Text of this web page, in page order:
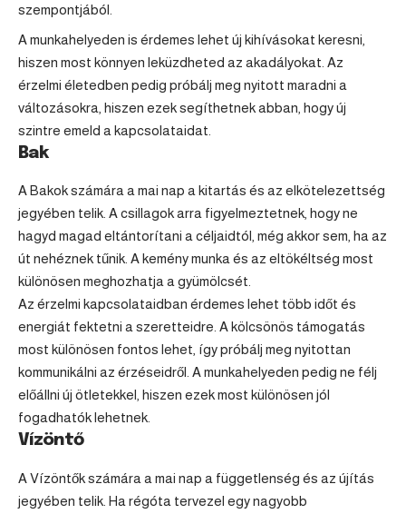
szempontjából.
A munkahelyeden is érdemes lehet új kihívásokat keresni,
hiszen most könnyen leküzdheted az akadályokat. Az
érzelmi életedben pedig próbálj meg nyitott maradni a
változásokra, hiszen ezek segíthetnek abban, hogy új
szintre emeld a kapcsolataidat.
Bak
A Bakok számára a mai nap a kitartás és az elkötelezettség
jegyében telik. A csillagok arra figyelmeztetnek, hogy ne
hagyd magad eltántorítani a céljaidtól, még akkor sem, ha az
út nehéznek tűnik. A kemény munka és az eltökéltség most
különösen meghozhatja a gyümölcsét.
Az érzelmi kapcsolataidban érdemes lehet több időt és
energiát fektetni a szeretteidre. A kölcsönös támogatás
most különösen fontos lehet, így próbálj meg nyitottan
kommunikálni az érzéseidről. A munkahelyeden pedig ne félj
előállni új ötletekkel, hiszen ezek most különösen jól
fogadhatók lehetnek.
Vízöntő
A Vízöntők számára a mai nap a függetlenség és az újítás
jegyében telik. Ha régóta tervezel egy nagyobb